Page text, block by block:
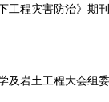
工程灾害防治》期
及岩土工程大会组